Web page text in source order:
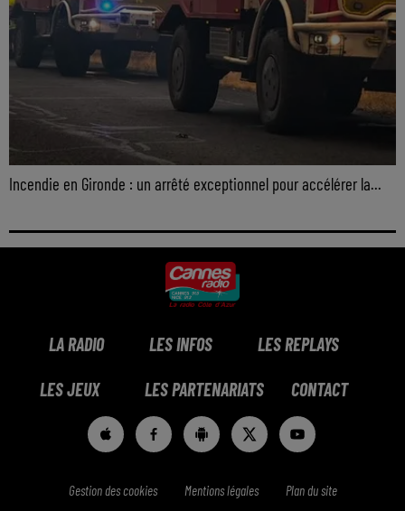
Incendie en Gironde : un arrêté exceptionnel pour accélérer la...
LA RADIO LES INFOS LES REPLAYS
LES JEUX LES PARTENARIATS CONTACT
Gestion des cookies Mentions légales Plan du site